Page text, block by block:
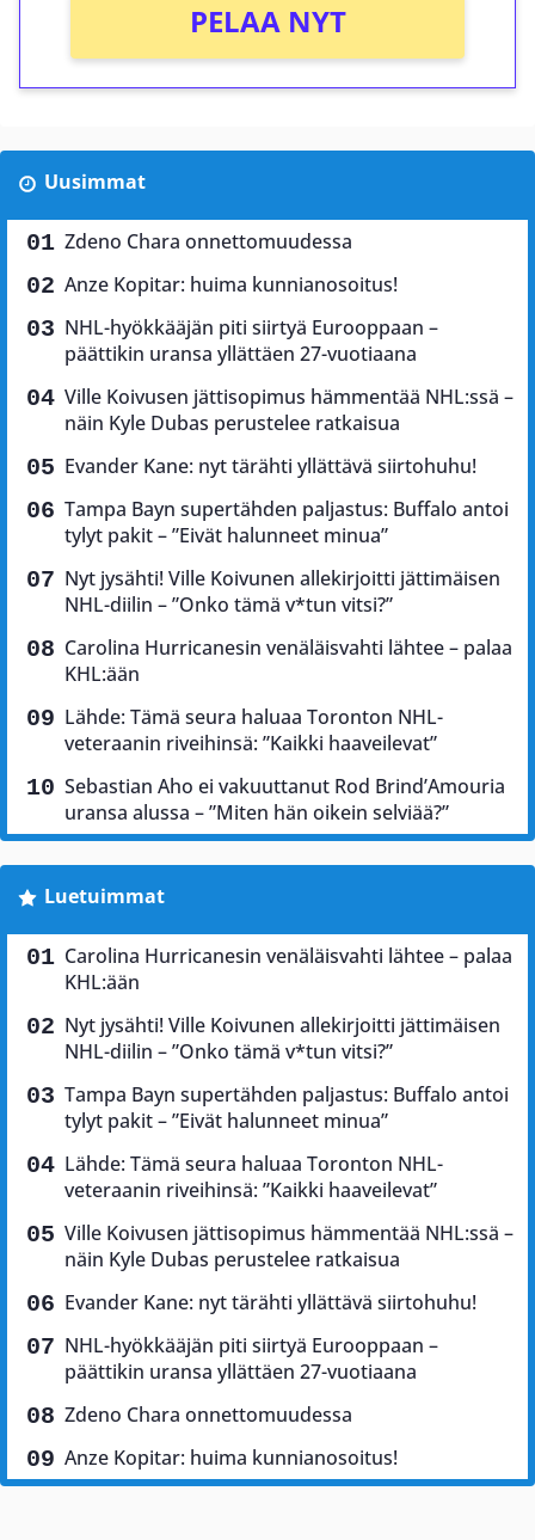
PELAA NYT
Uusimmat
Zdeno Chara onnettomuudessa
Anze Kopitar: huima kunnianosoitus!
NHL-hyökkääjän piti siirtyä Eurooppaan –
päättikin uransa yllättäen 27-vuotiaana
Ville Koivusen jättisopimus hämmentää NHL:ssä –
näin Kyle Dubas perustelee ratkaisua
Evander Kane: nyt tärähti yllättävä siirtohuhu!
Tampa Bayn supertähden paljastus: Buffalo antoi
tylyt pakit – ”Eivät halunneet minua”
Nyt jysähti! Ville Koivunen allekirjoitti jättimäisen
NHL-diilin – ”Onko tämä v*tun vitsi?”
Carolina Hurricanesin venäläisvahti lähtee – palaa
KHL:ään
Lähde: Tämä seura haluaa Toronton NHL-
veteraanin riveihinsä: ”Kaikki haaveilevat”
Sebastian Aho ei vakuuttanut Rod Brind’Amouria
uransa alussa – ”Miten hän oikein selviää?”
Luetuimmat
Carolina Hurricanesin venäläisvahti lähtee – palaa
KHL:ään
Nyt jysähti! Ville Koivunen allekirjoitti jättimäisen
NHL-diilin – ”Onko tämä v*tun vitsi?”
Tampa Bayn supertähden paljastus: Buffalo antoi
tylyt pakit – ”Eivät halunneet minua”
Lähde: Tämä seura haluaa Toronton NHL-
veteraanin riveihinsä: ”Kaikki haaveilevat”
Ville Koivusen jättisopimus hämmentää NHL:ssä –
näin Kyle Dubas perustelee ratkaisua
Evander Kane: nyt tärähti yllättävä siirtohuhu!
NHL-hyökkääjän piti siirtyä Eurooppaan –
päättikin uransa yllättäen 27-vuotiaana
Zdeno Chara onnettomuudessa
Anze Kopitar: huima kunnianosoitus!